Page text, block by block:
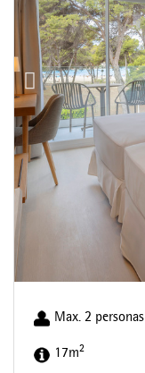
Max. 2 personas
17m2